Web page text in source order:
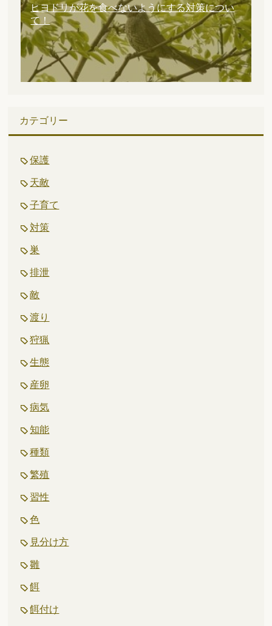
ヒヨドリが花を食べないようにする対策につい
て！
カテゴリー
保護
天敵
子育て
対策
巣
排泄
敵
渡り
狩猟
生態
産卵
病気
知能
種類
繁殖
習性
色
見分け方
雛
餌
餌付け